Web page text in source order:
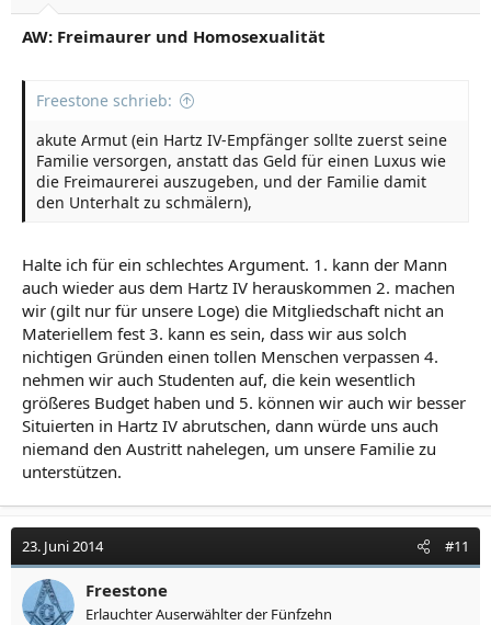
AW: Freimaurer und Homosexualität
Freestone schrieb:
akute Armut (ein Hartz IV-Empfänger sollte zuerst seine
Familie versorgen, anstatt das Geld für einen Luxus wie
die Freimaurerei auszugeben, und der Familie damit
den Unterhalt zu schmälern),
Halte ich für ein schlechtes Argument. 1. kann der Mann
auch wieder aus dem Hartz IV herauskommen 2. machen
wir (gilt nur für unsere Loge) die Mitgliedschaft nicht an
Materiellem fest 3. kann es sein, dass wir aus solch
nichtigen Gründen einen tollen Menschen verpassen 4.
nehmen wir auch Studenten auf, die kein wesentlich
größeres Budget haben und 5. können wir auch wir besser
Situierten in Hartz IV abrutschen, dann würde uns auch
niemand den Austritt nahelegen, um unsere Familie zu
unterstützen.
23. Juni 2014 #11
Freestone
Erlauchter Auserwählter der Fünfzehn